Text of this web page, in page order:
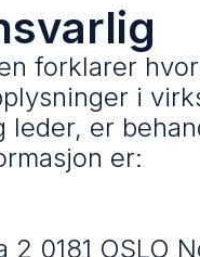
forklarer
i
leder, er
er:
2 0181 OSLO